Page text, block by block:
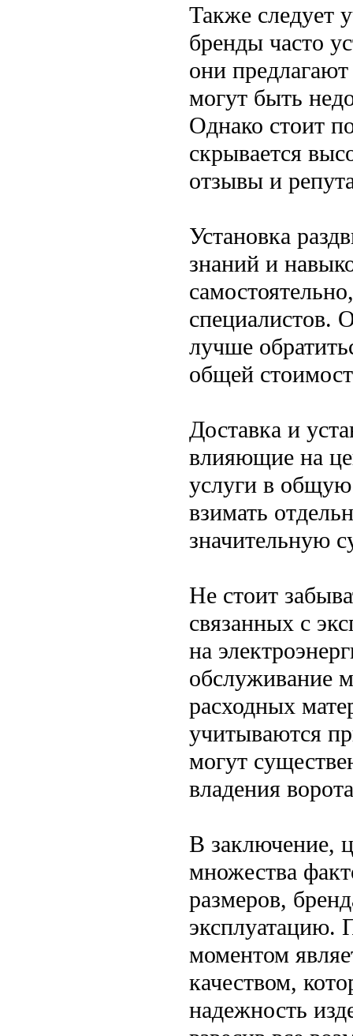
Также следует
бренды часто
они
могут быть
Однако стоит
скрывается
отзывы и
Установка
знаний и
специалистов.
лучше
общей
Доставка и
влияющие на
услуги в общую
взимать
значительную
Не стоит
связанных с
на
обслуживание
расходных
учитываются
могут
владения
В заключение,
множества
размеров,
эксплуатацию.
моментом
качеством,
надежность